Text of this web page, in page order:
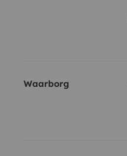
Waarborg